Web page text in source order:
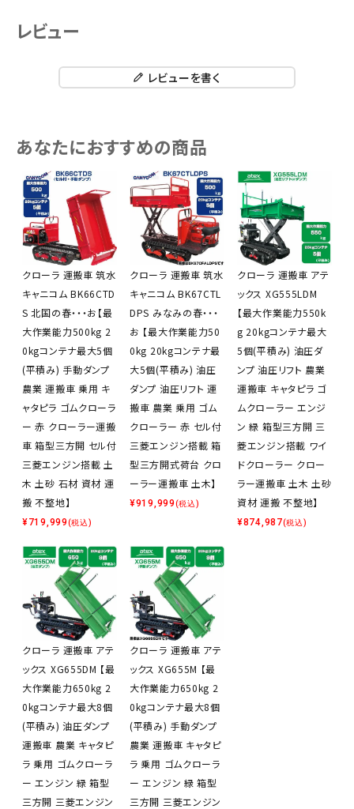
レビュー
レビューを書く
あなたにおすすめの商品
クローラ 運搬車 筑水
キャニコム BK66CTD
S 北国の春・・・お【最
大作業能力500kg 2
0kgコンテナ最大5個
(平積み) 手動ダンプ
農業 運搬車 乗用 キ
ャタピラ ゴムクローラ
ー 赤 クローラー運搬
車 箱型三方開 セル付
三菱エンジン搭載 土
木 土砂 石材 資材 運
搬 不整地】
¥719,999(税込)
クローラ 運搬車 筑水
キャニコム BK67CTL
DPS みなみの春・・・
お 【最大作業能力50
0kg 20kgコンテナ最
大5個(平積み) 油圧
ダンプ 油圧リフト 運
搬車 農業 乗用 ゴム
クローラー 赤 セル付
三菱エンジン搭載 箱
型三方開式荷台 クロ
ーラー運搬車 土木】
¥919,999(税込)
クローラ 運搬車 アテ
ックス XG555LDM
【最大作業能力550k
g 20kgコンテナ最大
5個(平積み) 油圧ダ
ンプ 油圧リフト 農業
運搬車 キャタピラ ゴ
ムクローラー エンジ
ン 緑 箱型三方開 三
菱エンジン搭載 ワイ
ドクローラー クロー
ラー運搬車 土木 土砂
資材 運搬 不整地】
¥874,987(税込)
クローラ 運搬車 アテ
ックス XG655DM 【最
大作業能力650kg 2
0kgコンテナ最大8個
(平積み) 油圧ダンプ
運搬車 農業 キャタピ
ラ 乗用 ゴムクローラ
ー エンジン 緑 箱型
三方開 三菱エンジン
クローラ 運搬車 アテ
ックス XG655M 【最
大作業能力650kg 2
0kgコンテナ最大8個
(平積み) 手動ダンプ
農業 運搬車 キャタピ
ラ 乗用 ゴムクローラ
ー エンジン 緑 箱型
三方開 三菱エンジン